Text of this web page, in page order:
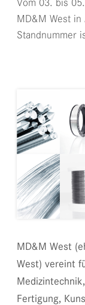
Vom 03. bis
MD&M West
Standnummer
MD&M West
West) vereint
Fertigung,